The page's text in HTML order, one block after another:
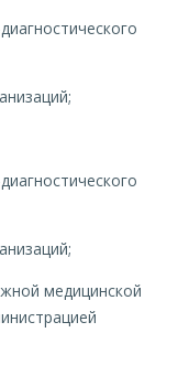
медицинской